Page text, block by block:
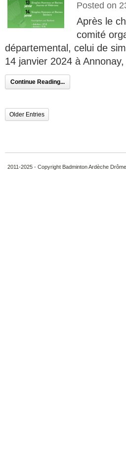
Posted on
Après le
comité
départemental, celui de
14 janvier 2024 à
Continue Reading...
Older Entries
2011-2025 - Copyright Badminton Ardèche Drôme